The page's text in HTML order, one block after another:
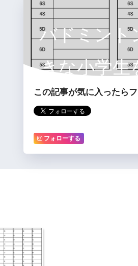
バドミント
きな小学生
するサ
この記事が気に入ったら
フォローする